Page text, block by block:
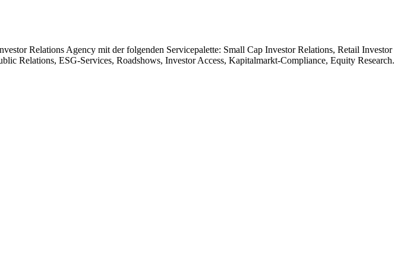
Relations Agency mit der folgenden Servicepalette: Small Cap Investor Relations, Retail Investor
Relations, ESG-Services, Roadshows, Investor Access, Kapitalmarkt-Compliance, Equity Research.